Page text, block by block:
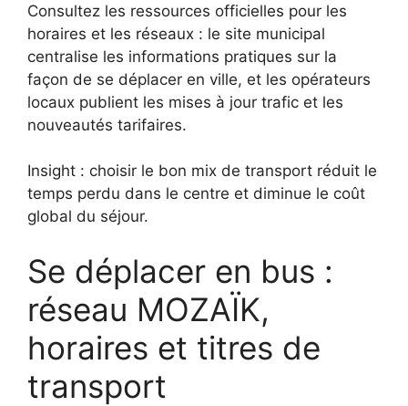
Consultez les ressources officielles pour les
horaires et les réseaux : le site municipal
centralise les informations pratiques sur la
façon de se déplacer en ville, et les opérateurs
locaux publient les mises à jour trafic et les
nouveautés tarifaires.
Insight : choisir le bon mix de transport réduit le
temps perdu dans le centre et diminue le coût
global du séjour.
Se déplacer en bus :
réseau MOZAÏK,
horaires et titres de
transport